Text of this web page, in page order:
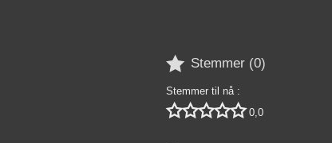
 Stemmer (0)
Stemmer til nå :
 0,0